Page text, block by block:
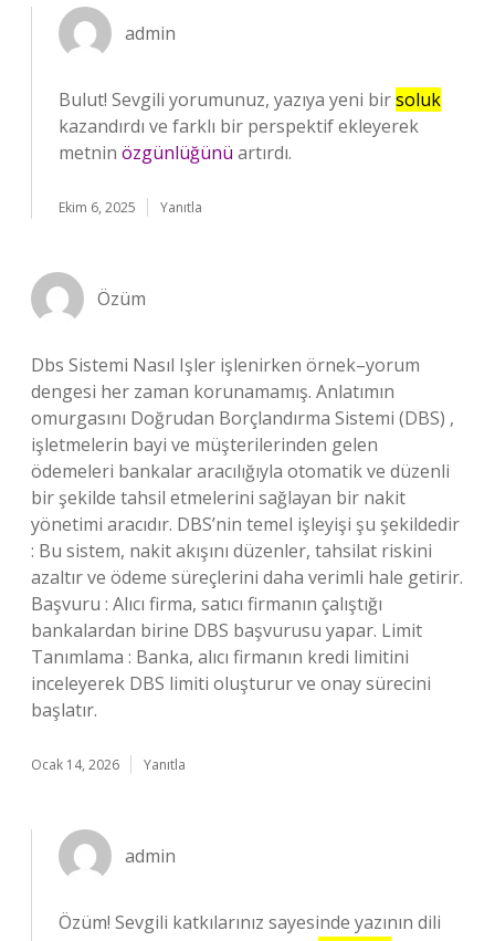
admin
Bulut! Sevgili yorumunuz, yazıya yeni birsoluk
kazandırdı ve farklı bir perspektif ekleyerek
metnin özgünlüğünü artırdı.
Ekim 6, 2025 Yanıtla
Özüm
Dbs Sistemi Nasıl Işler işlenirken örnek–yorum
dengesi her zaman korunamamış. Anlatımın
omurgasını Doğrudan Borçlandırma Sistemi (DBS) ,
işletmelerin bayi ve müşterilerinden gelen
ödemeleri bankalar aracılığıyla otomatik ve düzenli
bir şekilde tahsil etmelerini sağlayan bir nakit
yönetimi aracıdır. DBS’nin temel işleyişi şu şekildedir
: Bu sistem, nakit akışını düzenler, tahsilat riskini
azaltır ve ödeme süreçlerini daha verimli hale getirir.
Başvuru : Alıcı firma, satıcı firmanın çalıştığı
bankalardan birine DBS başvurusu yapar. Limit
Tanımlama : Banka, alıcı firmanın kredi limitini
inceleyerek DBS limiti oluşturur ve onay sürecini
başlatır.
Ocak 14, 2026 Yanıtla
admin
Özüm! Sevgili katkılarınız sayesinde yazının dili